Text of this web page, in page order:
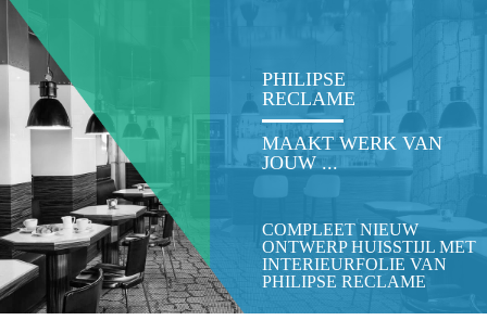
PHILIPSE
RECLAME
MAAKT WERK VAN
JOUW ...
COMPLEET NIEUW
ONTWERP HUISSTIJL MET
INTERIEURFOLIE VAN
PHILIPSE RECLAME